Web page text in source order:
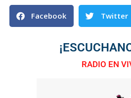
Facebook Twitter
RADIO EN